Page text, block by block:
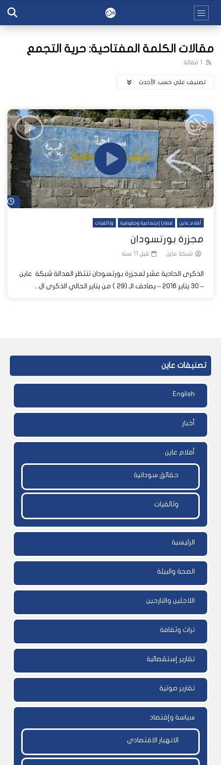
مقالات الكلمة المفتاحية: حرية التجمع
1 مقالة
تصنيف علي حسب: اﻷحدث
أفلام عاين قضايا إجتماعية وحقوقية وثائقيات
مجزرة بورتسودان
شبكة عاين قبل 11 سنة
الذكرى الحادية عشر لمجزرة بورتسودان تنتظر العدالة شبكة عاين
– ٣٠ يناير ٢٠١٦ – يصادف الـ (٢٩ ) من يناير الحالي الذكرى ال...
تصنيفات عاين
English
أخبار
أفلام عاين
حقائق سودانية
وثائقيات
الرئيسية
الصحة والبيئة
اللاجئين والنازحين
تراث وثقافة
تقارير إستقصائية
تقارير صوتية
سياسة وإقتصاد
الانهيار الاقتصادي